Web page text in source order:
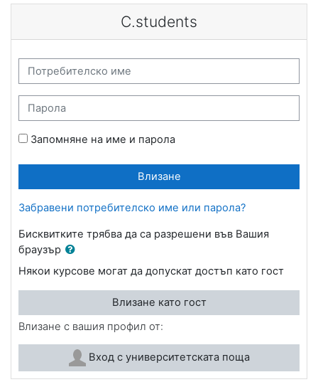
Прескочи на основното съдържание
C.students
Потребителско име
Парола
Запомняне на име и парола
Влизане
Забравени потребителско име или парола?
Бисквитките трябва да са разрешени във Вашия
браузър
Някои курсове могат да допускат достъп като гост
Влизане като гост
Влизане с вашия профил от:
Вход с университетската поща